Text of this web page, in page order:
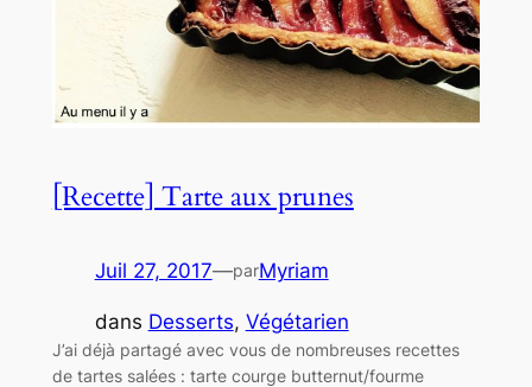
[Recette] Tarte aux prunes
Juil 27, 2017—parMyriam
dans Desserts, Végétarien
J’ai déjà partagé avec vous de nombreuses recettes
de tartes salées : tarte courge butternut/fourme